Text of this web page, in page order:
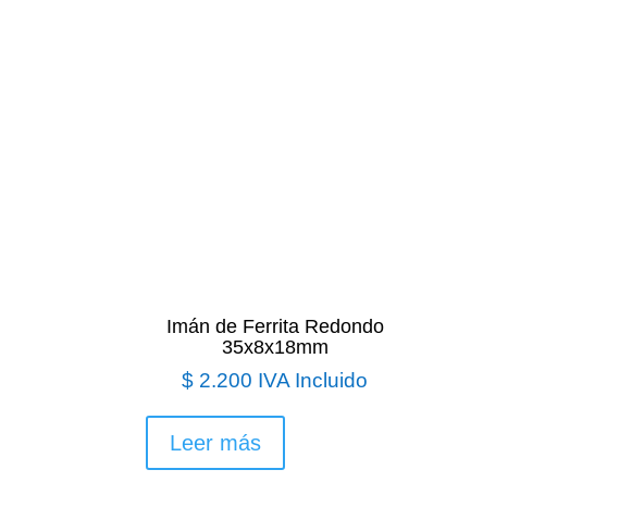
Imán de Ferrita Redondo
35x8x18mm
$ 2.200 IVA Incluido
Leer más